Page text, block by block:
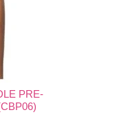
PRE-